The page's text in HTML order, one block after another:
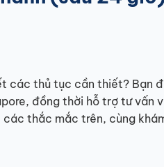
các thủ tục cần thiết? Bạn
đồng thời hỗ trợ tư vấn
thắc mắc trên, cùng